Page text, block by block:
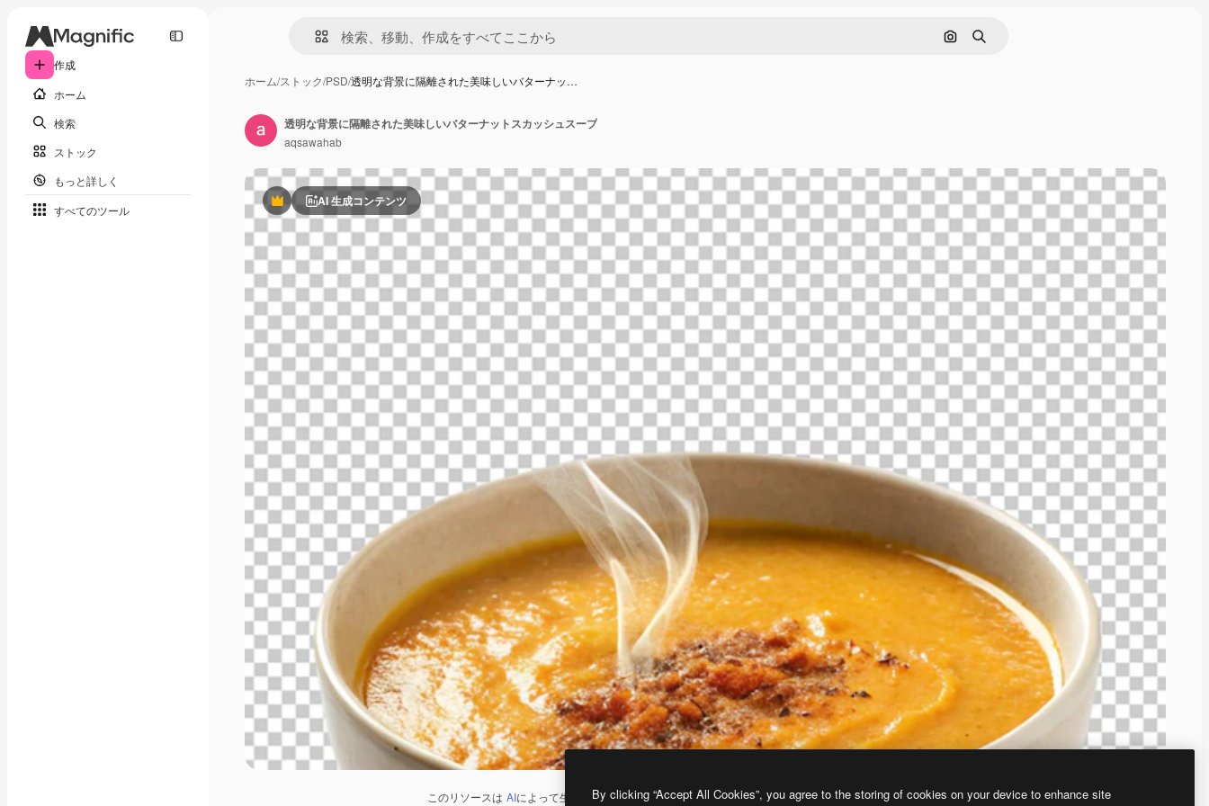
作成
ホーム
検索
ストック
もっと詳しく
すべてのツール
画像で検索
検索
ホーム/ストック/PSD/透明な背景に隔離された美味しいバターナッ…
PremiumAI 生成コンテンツ
このリソースは AIによって生成されたものです。 AI画像生成ツールを使うと、あなた独自の画像を作成できます。
透明な背景に隔離された美味しいバターナットスカッシュスープ
aqsawahab
By clicking “Accept All Cookies”, you agree to the storing of cookies on your device to enhance site